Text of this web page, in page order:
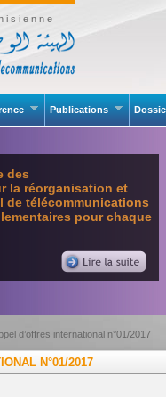
Publications
des
la réorganisation et
de télécommunications
pour chaque
d’offres international n°01/2017
N°01/2017